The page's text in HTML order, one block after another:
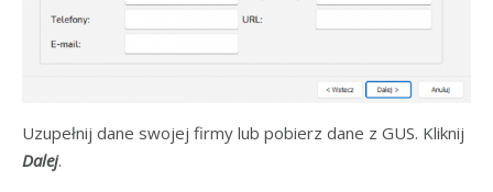
Uzupełnij dane swojej firmy lub pobierz dane z GUS. Kliknij
Dalej.